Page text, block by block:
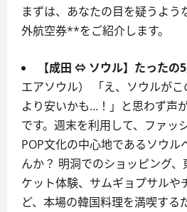
まずは、あなたの目を疑うよ
外航空券**をご紹介します。
【成田 ⇔ ソウル】たったの
エアソウル） 「え、ソウルが
より安いかも…！」と思わず声
です。週末を利用して、ファッ
POP文化の中心地であるソウル
んか？ 明洞でのショッピング
ケット体験、サムギョプサルや
ど、本場の韓国料理を満喫する